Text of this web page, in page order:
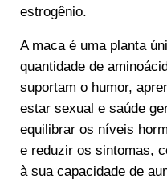
estrogênio.
A maca é uma planta
quantidade de
suportam o humor,
estar sexual e saúde
equilibrar os níveis
e reduzir os sintomas,
à sua capacidade de